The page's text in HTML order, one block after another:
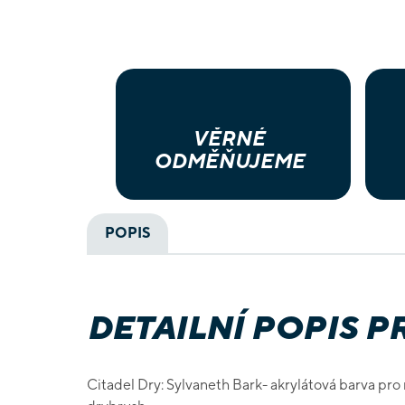
VĚRNÉ
ODMĚŇUJEME
POPIS
DETAILNÍ POPIS
Citadel Dry: Sylvaneth Bark- akrylátová barva